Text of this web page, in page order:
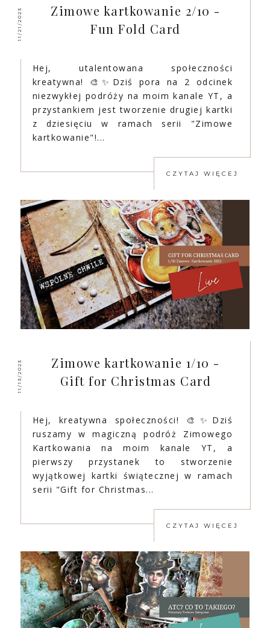
11/21/2023
Zimowe kartkowanie 2/10 -
Fun Fold Card
Hej, utalentowana społeczności
kreatywna! 🎨✨Dziś pora na 2 odcinek
niezwykłej podróży na moim kanale YT, a
przystankiem jest tworzenie drugiej kartki
z dziesięciu w ramach serii "Zimowe
kartkowanie"!...
CZYTAJ WIĘCEJ
11/13/2023
Zimowe kartkowanie 1/10 -
Gift for Christmas Card
Hej, kreatywna społeczności! 🎨✨Dziś
ruszamy w magiczną podróż Zimowego
Kartkowania na moim kanale YT, a
pierwszy przystanek to stworzenie
wyjątkowej kartki świątecznej w ramach
serii "Gift for Christmas...
CZYTAJ WIĘCEJ